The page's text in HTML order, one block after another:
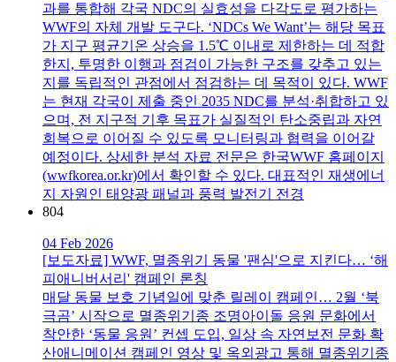
과를 통합해 각국 NDC의 실효성을 다각도로 평가하는
WWF의 자체 개발 도구다. ‘NDCs We Want’는 해당 목표
가 지구 평균기온 상승을 1.5℃ 이내로 제한하는 데 적합
한지, 투명한 이행과 점검이 가능한 구조를 갖추고 있는
지를 독립적인 관점에서 점검하는 데 목적이 있다. WWF
는 현재 각국이 제출 중인 2035 NDC를 분석·취합하고 있
으며, 전 지구적 기후 목표가 실질적인 탄소중립과 자연
회복으로 이어질 수 있도록 모니터링과 협력을 이어갈
예정이다. 상세한 분석 자료 전문은 한국WWF 홈페이지
(wwfkorea.or.kr)에서 확인할 수 있다. 대표적인 재생에너
지 자원인 태양광 패널과 풍력 발전기 전경
804
04 Feb 2026
[보도자료] WWF, 멸종위기 동물 '팬심'으로 지킨다… ‘해
피애니버서리' 캠페인 론칭
매달 동물 보호 기념일에 맞춘 릴레이 캠페인… 2월 ‘북
극곰’ 시작으로 멸종위기종 조명아이돌 응원 문화에서
착안한 ‘동물 응원’ 컨셉 도입, 일상 속 자연보전 문화 확
산애니메이션 캠페인 영상 및 옥외광고 통해 멸종위기종